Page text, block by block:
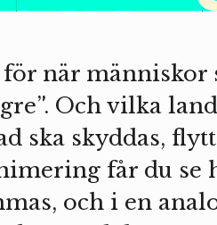
när människor
Och vilka
ska skyddas,
får du se
och i en